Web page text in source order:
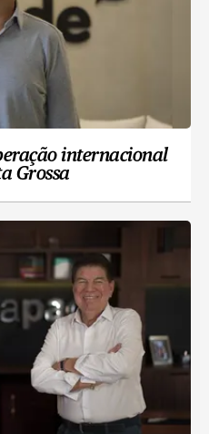
internacional
Grossa